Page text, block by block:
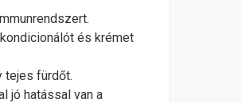
és krémet
tejes fürdőt.
jó hatással van a